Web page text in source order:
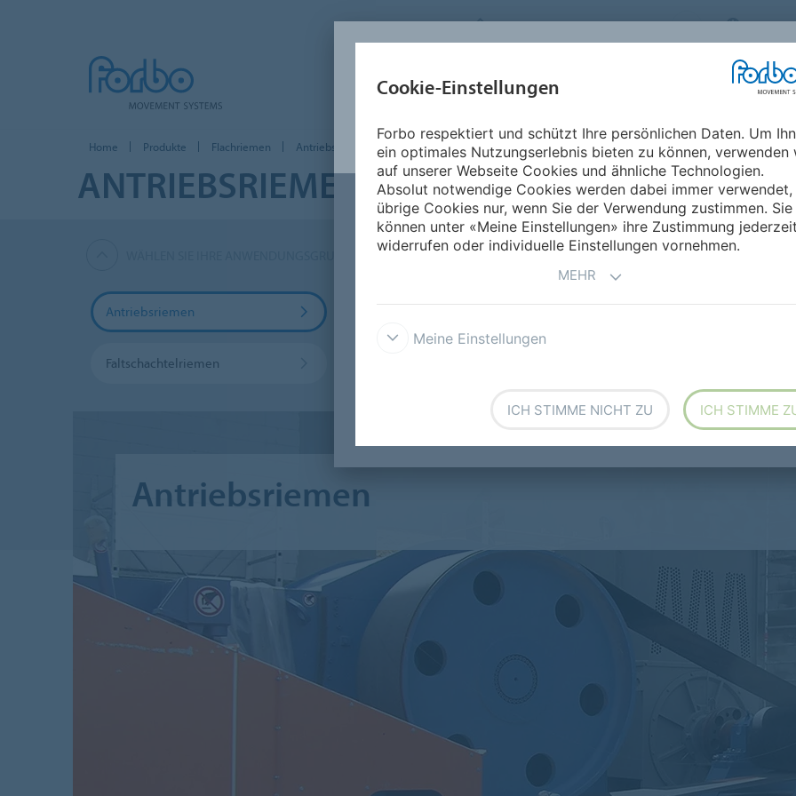
FORBO MOVEMENT SYSTEMS
PRODUKTE
ANWENDUNGEN
Home Produkte Flachriemen Antriebsriemen
ANTRIEBSRIEMEN
WÄHLEN SIE IHRE ANWENDUNGSGRUPPE AUS
Antriebsriemen
Faltschachtelriemen
Antriebsriemen
Cookie-Einstellungen
Forbo respektiert und schützt Ihre persönlichen Daten. Um
ein optimales Nutzungserlebnis bieten zu können, verwenden
auf unserer Webseite Cookies und ähnliche Technologien.
Absolut notwendige Cookies werden dabei immer verwendet,
übrige Cookies nur, wenn Sie der Verwendung zustimmen. Sie
können unter «Meine Einstellungen» ihre Zustimmung
widerrufen oder individuelle Einstellungen vornehmen.
MEHR
Meine Einstellungen
ICH STIMME NICHT ZU ICH STIMME